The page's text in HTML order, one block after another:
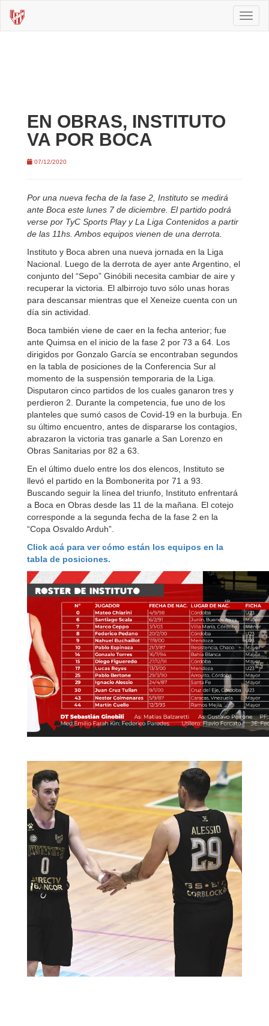
EN OBRAS, INSTITUTO
VA POR BOCA
07/12/2020
Por una nueva fecha de la fase 2, Instituto se medirá
ante Boca este lunes 7 de diciembre. El partido podrá
verse por TyC Sports Play y La Liga Contenidos a partir
de las 11hs. Ambos equipos vienen de una derrota.
Instituto y Boca abren una nueva jornada en la Liga
Nacional. Luego de la derrota de ayer ante Argentino, el
conjunto del “Sepo” Ginóbili necesita cambiar de aire y
recuperar la victoria. El albirrojo tuvo sólo unas horas
para descansar mientras que el Xeneize cuenta con un
día sin actividad.
Boca también viene de caer en la fecha anterior; fue
ante Quimsa en el inicio de la fase 2 por 73 a 64. Los
dirigidos por Gonzalo García se encontraban segundos
en la tabla de posiciones de la Conferencia Sur al
momento de la suspensión temporaria de la Liga.
Disputaron cinco partidos de los cuales ganaron tres y
perdieron 2. Durante la competencia, fue uno de los
planteles que sumó casos de Covid-19 en la burbuja. En
su último encuentro, antes de dispararse los contagios,
abrazaron la victoria tras ganarle a San Lorenzo en
Obras Sanitarias por 82 a 63.
En el último duelo entre los dos elencos, Instituto se
llevó el partido en la Bombonerita por 71 a 93.
Buscando seguir la línea del triunfo, Instituto enfrentará
a Boca en Obras desde las 11 de la mañana. El cotejo
corresponde a la segunda fecha de la fase 2 en la
“Copa Osvaldo Arduh”.
Click acá para ver cómo están los equipos en la
tabla de posiciones.